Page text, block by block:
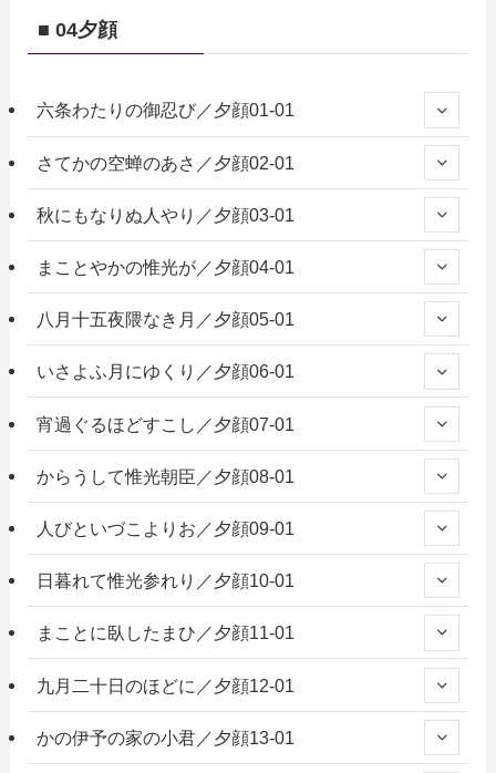
■ 04夕顔
六条わたりの御忍び／夕顔01-01
さてかの空蝉のあさ／夕顔02-01
秋にもなりぬ人やり／夕顔03-01
まことやかの惟光が／夕顔04-01
八月十五夜隈なき月／夕顔05-01
いさよふ月にゆくり／夕顔06-01
宵過ぐるほどすこし／夕顔07-01
からうして惟光朝臣／夕顔08-01
人びといづこよりお／夕顔09-01
日暮れて惟光参れり／夕顔10-01
まことに臥したまひ／夕顔11-01
九月二十日のほどに／夕顔12-01
かの伊予の家の小君／夕顔13-01